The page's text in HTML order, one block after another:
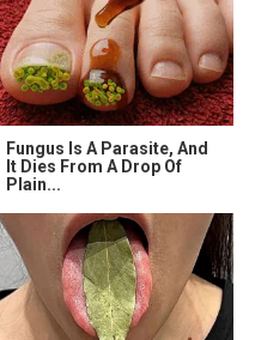
Fungus Is A Parasite, And
It Dies From A Drop Of
Plain...